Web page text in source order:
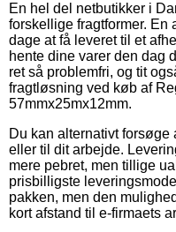
En hel del netbutikker i
forskellige fragtformer.
dage at få leveret til et
hente dine varer den dag
ret så problemfri, og tit
fragtløsning ved køb af
57mmx25mx12mm.
Du kan alternativt forsøge
eller til dit arbejde.
mere pebret, men tillige
prisbilligste
pakken, men den
kort afstand til e-firmaets